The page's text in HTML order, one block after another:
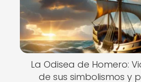
La Odisea de Homero:
de sus simbolismos y